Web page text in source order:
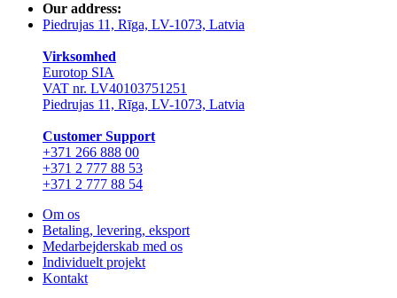
Our address:
Piedrujas 11, Rīga, LV-1073, Latvia
Virksomhed
Eurotop SIA
VAT nr. LV40103751251
Piedrujas 11, Rīga, LV-1073, Latvia
Сustomer Support
+371 266 888 00
+371 2 777 88 53
+371 2 777 88 54
Om os
Betaling, levering, eksport
Medarbejderskab med os
Individuelt projekt
Kontakt